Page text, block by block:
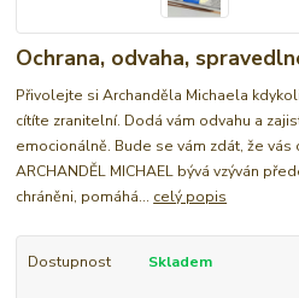
Ochrana, odvaha,
Přivolejte si Archanděla Michaela
cítíte zranitelní. Dodá vám odvahu a
emocionálně. Bude se vám zdát, že
ARCHANDĚL MICHAEL bývá vzýván
chráněni, pomáhá... celý popis
Dostupnost Skladem